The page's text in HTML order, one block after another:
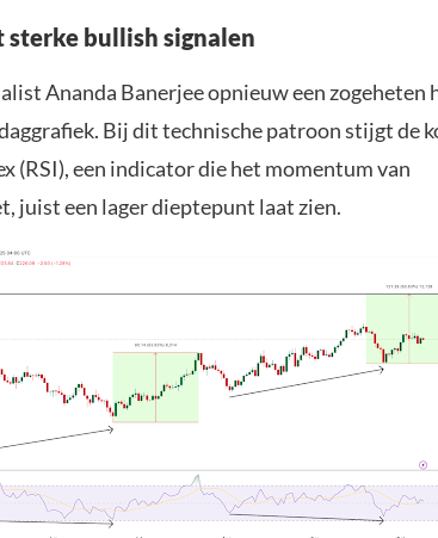
sterke bullish signalen
Ananda Banerjee opnieuw een zogeheten
Bij dit technische patroon stijgt de
(RSI), een indicator die het momentum van
juist een lager dieptepunt laat zien.